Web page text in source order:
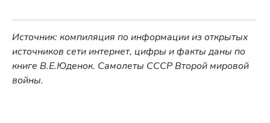
Источник: компиляция по информации из открытых
источников сети интернет, цифры и факты даны по
книге В.Е.Юденок. Самолеты СССР Второй мировой
войны.